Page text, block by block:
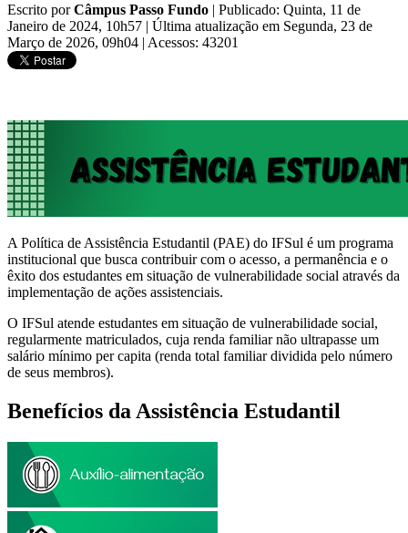
Escrito porCâmpus Passo Fundo | Publicado: Quinta, 11 de
Janeiro de 2024, 10h57 | Última atualização em Segunda, 23 de
Março de 2026, 09h04 | Acessos: 43201
A Política de Assistência Estudantil (PAE) do IFSul é um programa
institucional que busca contribuir com o acesso, a permanência e o
êxito dos estudantes em situação de vulnerabilidade social através da
implementação de ações assistenciais.
O IFSul atende estudantes em situação de vulnerabilidade social,
regularmente matriculados, cuja renda familiar não ultrapasse um
salário mínimo per capita (renda total familiar dividida pelo número
de seus membros).
Benefícios da Assistência Estudantil